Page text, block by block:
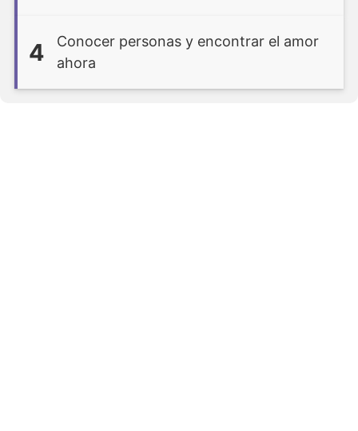
4
Conocer personas y encontrar el amor
ahora